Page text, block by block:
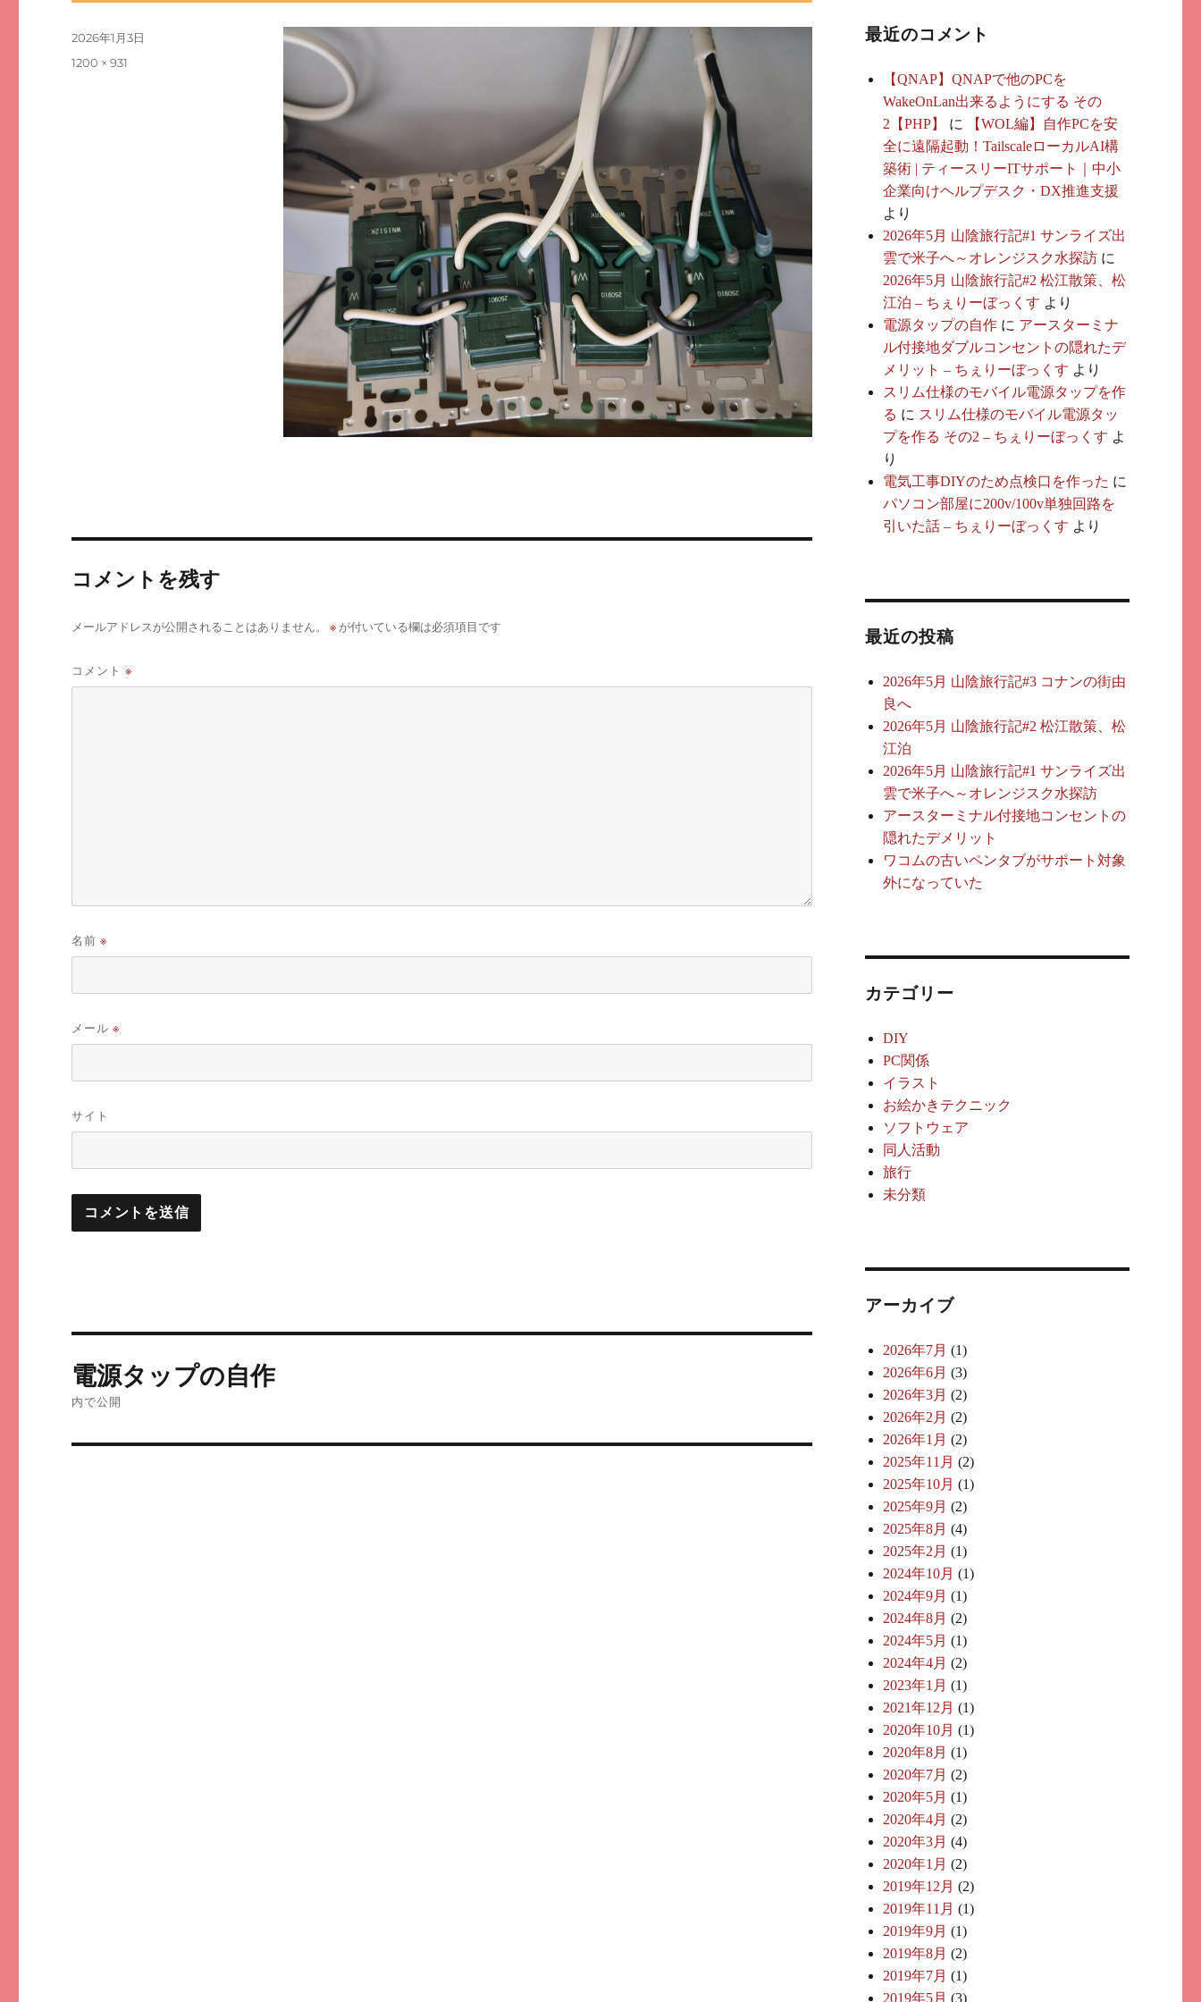
投
2026年1月3日
フ
1200 × 931
コメントを残す
メールアドレスが公開されることはありません。 ※ が付いている欄は必須項目です
コメント※
名前※
メール※
サイト
稿
電源タップの自作
内で公開
最近のコメント
【QNAP】QNAPで他のPCを
WakeOnLan出来るようにする その
2【PHP】
に
【WOL編】自作PCを安
全に遠隔起動！TailscaleローカルAI構
築術 | ティースリーITサポート｜中小
企業向けヘルプデスク・DX推進支援
より
2026年5月 山陰旅行記#1 サンライズ出
雲で米子へ～オレンジスク水探訪に
2026年5月 山陰旅行記#2 松江散策、松
江泊 – ちぇりーぼっくす より
電源タップの自作に アースターミナ
ル付接地ダブルコンセントの隠れたデ
メリット – ちぇりーぼっくす より
スリム仕様のモバイル電源タップを作
る に スリム仕様のモバイル電源タッ
プを作る その2 – ちぇりーぼっくす よ
り
電気工事DIYのため点検口を作った に
パソコン部屋に200v/100v単独回路を
引いた話 – ちぇりーぼっくす より
最近の投稿
2026年5月 山陰旅行記#3 コナンの街由
良へ
2026年5月 山陰旅行記#2 松江散策、松
江泊
2026年5月 山陰旅行記#1 サンライズ出
雲で米子へ～オレンジスク水探訪
アースターミナル付接地コンセントの
隠れたデメリット
ワコムの古いペンタブがサポート対象
外になっていた
カテゴリー
DIY
PC関係
イラスト
お絵かきテクニック
ソフトウェア
同人活動
旅行
未分類
アーカイブ
2026年7月 (1)
2026年6月 (3)
2026年3月 (2)
2026年2月 (2)
2026年1月 (2)
2025年11月 (2)
2025年10月 (1)
2025年9月 (2)
2025年8月 (4)
2025年2月 (1)
2024年10月 (1)
2024年9月 (1)
2024年8月 (2)
2024年5月 (1)
2024年4月 (2)
2023年1月 (1)
2021年12月 (1)
2020年10月 (1)
2020年8月 (1)
2020年7月 (2)
2020年5月 (1)
2020年4月 (2)
2020年3月 (4)
2020年1月 (2)
2019年12月 (2)
2019年11月 (1)
2019年9月 (1)
2019年8月 (2)
2019年7月 (1)
2019年5月 (3)